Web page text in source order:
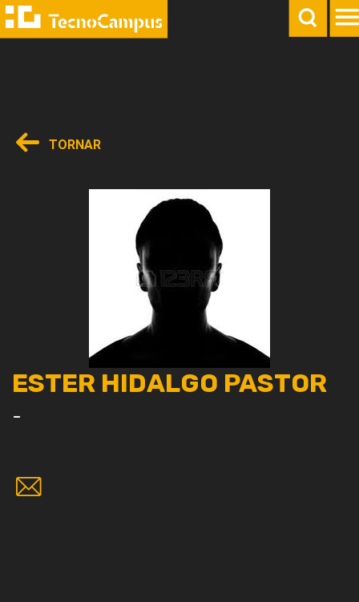
TORNAR
ESTER HIDALGO PASTOR
-